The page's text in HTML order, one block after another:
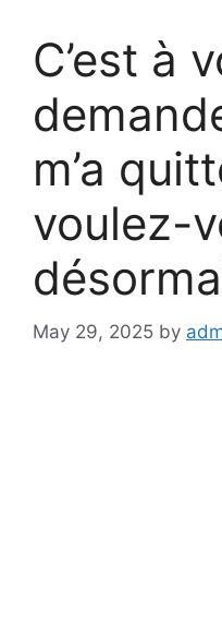
C’est à
m’a
voulez-
May 29, 2025 by